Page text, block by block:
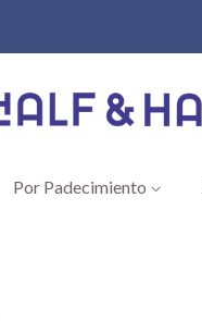
Por Padecimiento